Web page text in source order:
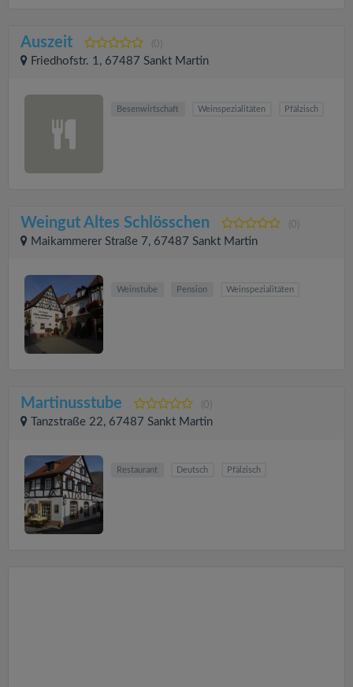
Auszeit (0)
Friedhofstr. 1, 67487 Sankt Martin
Besenwirtschaft Weinspezialitäten Pfälzisch
Weingut Altes Schlösschen (0)
Maikammerer Straße 7, 67487 Sankt Martin
Weinstube Pension Weinspezialitäten
Martinusstube (0)
Tanzstraße 22, 67487 Sankt Martin
Restaurant Deutsch Pfälzisch